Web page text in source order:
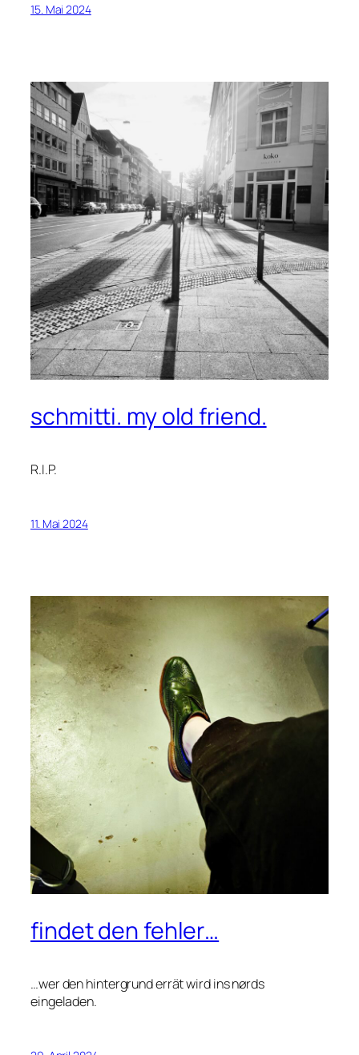
15. Mai 2024
schmitti. my old friend.
R.I.P.
11. Mai 2024
findet den fehler…
…wer den hintergrund errät wird ins nørds
eingeladen.